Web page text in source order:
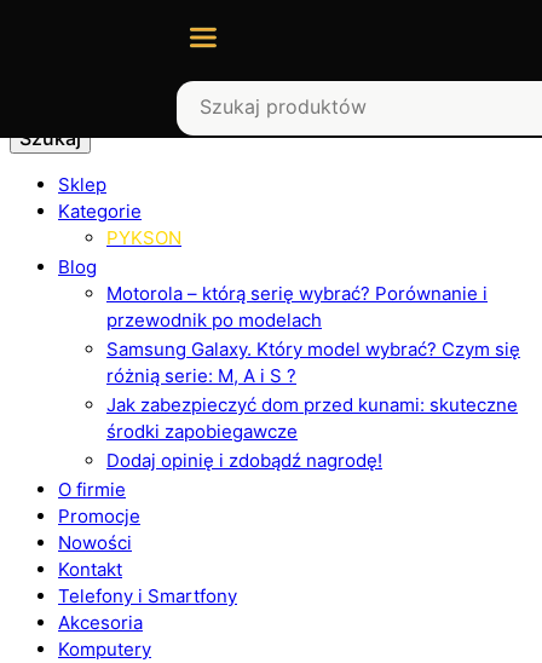
Sklep
Kategorie
PYKSON
Blog
Motorola – którą serię wybrać? Porównanie i
przewodnik po modelach
Samsung Galaxy. Który model wybrać? Czym się
różnią serie: M, A i S ?
Jak zabezpieczyć dom przed kunami: skuteczne
środki zapobiegawcze
Dodaj opinię i zdobądź nagrodę!
O firmie
Promocje
Nowości
Kontakt
Telefony i Smartfony
Akcesoria
Komputery